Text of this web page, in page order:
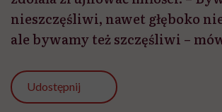
nieszczęśliwi, nawet głęboko
ale bywamy też szczęśliwi –
Udostępnij